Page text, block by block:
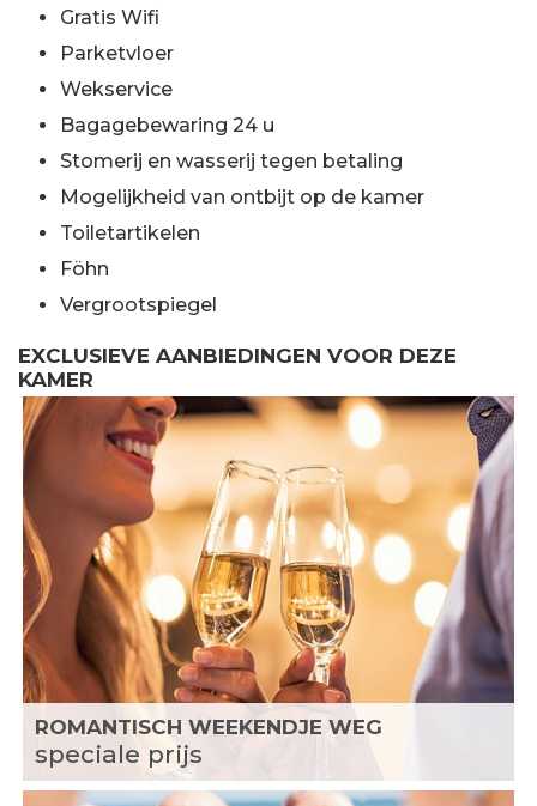
Gratis Wifi
Parketvloer
Wekservice
Bagagebewaring 24 u
Stomerij en wasserij tegen betaling
Mogelijkheid van ontbijt op de kamer
Toiletartikelen
Föhn
Vergrootspiegel
EXCLUSIEVE AANBIEDINGEN VOOR DEZE
KAMER
ROMANTISCH WEEKENDJE WEG
speciale prijs